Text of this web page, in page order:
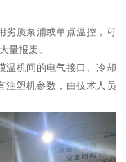
劣质泵浦或单点温控，可
量报废。
温机间的电气接口、冷却
注塑机参数，由技术人员